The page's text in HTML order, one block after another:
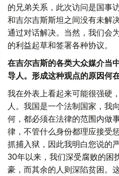
的兄弟关系，此次访问是国事
和吉尔吉斯斯坦之间没有未解
通过对话解决。当然，我们会
的利益起草和签署各种协议。
在吉尔吉斯的各类大众媒介当
导人。形成这种观点的原因何
我在外表上看起来可能很强硬
人。我国是一个法制国家，我
何，都必须在法律的范围内做
律，不管什么身份都理应接受
抓捕入狱，因此我明白您说的
30年以来，我们深受腐败的困
豪，而其余的人则深陷贫困。